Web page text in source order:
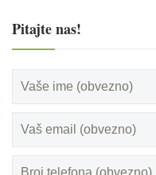
Pitajte nas!